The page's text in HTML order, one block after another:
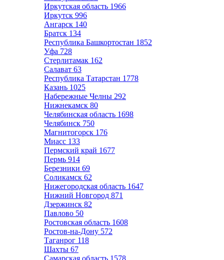
Иркутская область 1966
Иркутск 996
Ангарск 140
Братск 134
Республика Башкортостан 1852
Уфа 728
Стерлитамак 162
Салават 63
Республика Татарстан 1778
Казань 1025
Набережные Челны 292
Нижнекамск 80
Челябинская область 1698
Челябинск 750
Магнитогорск 176
Миасс 133
Пермский край 1677
Пермь 914
Березники 69
Соликамск 62
Нижегородская область 1647
Нижний Новгород 871
Дзержинск 82
Павлово 50
Ростовская область 1608
Ростов-на-Дону 572
Таганрог 118
Шахты 67
Самарская область 1578